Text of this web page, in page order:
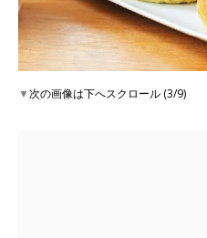
▼次の画像は下へスクロール (3/9)